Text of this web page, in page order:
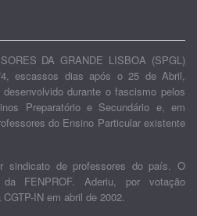
DA GRANDE LISBOA (SPGL)
escassos dias após o 25 de Abril,
durante o fascismo pelos
Preparatório e Secundário e, em
do Ensino Particular existente
sindicato de professores do país. O
FENPROF. Aderiu, por votação
IN em abril de 2002.